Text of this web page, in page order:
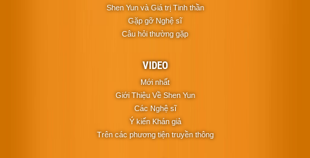
Shen Yun và Giá trị Tinh thần
Gặp gỡ Nghệ sĩ
Câu hỏi thường gặp
VIDEO
Mới nhất
Giới Thiệu Về Shen Yun
Các Nghệ sĩ
Ý kiến Khán giả
Trên các phương tiện truyền thông